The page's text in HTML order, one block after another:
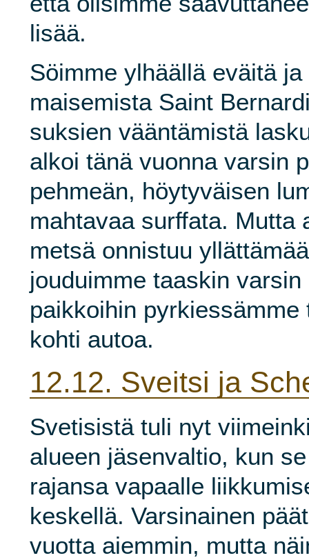
lisää.
Söimme ylhäällä eväitä
maisemista Saint
suksien vääntämistä
alkoi tänä vuonna varsin
pehmeän, höytyväisen
mahtavaa surffata. Mutta
metsä onnistuu
jouduimme taaskin
paikkoihin
kohti autoa.
12.12. Sveitsi ja
Svetisistä tuli nyt
alueen jäsenvaltio, kun
rajansa vapaalle
keskellä. Varsinainen
vuotta aiemmin, mutta